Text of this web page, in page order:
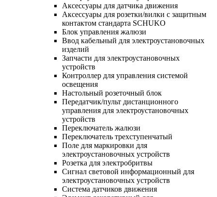
Аксессуары для датчика движения
Аксессуары для розетки/вилки с защитным
контактом стандарта SCHUKO
Блок управления жалюзи
Ввод кабельный для электроустановочных
изделий
Запчасти для электроустановочных
устройств
Контроллер для управления системой
освещения
Настольный розеточный блок
Передатчик/пульт дистанционного
управления для электроустановочных
устройств
Переключатель жалюзи
Переключатель трехступенчатый
Поле для маркировки для
электроустановочных устройств
Розетка для электробритвы
Сигнал световой информационный для
электроустановочных устройств
Система датчиков движения